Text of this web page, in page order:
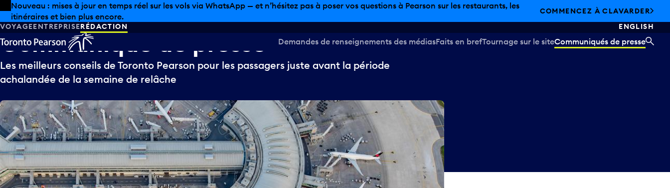
Skip to offers
Passer au contenu principal
Nouveau : mises à jour en temps réel sur les vols via WhatsApp — et n’hésitez pas à poser vos questions à Pearson sur les restaurants, les
itinéraires et bien plus encore.
COMMENCEZ À CLAVARDER
VOYAGEENTREPRISERÉDACTION ENGLISH
Demandes de renseignements des médiasFaits en brefTournage sur le siteCommuniqués de presse
Communiquédepresse
Les meilleurs conseils de Toronto Pearson pour les passagers juste avant la période
achalandée de la semaine de relâche